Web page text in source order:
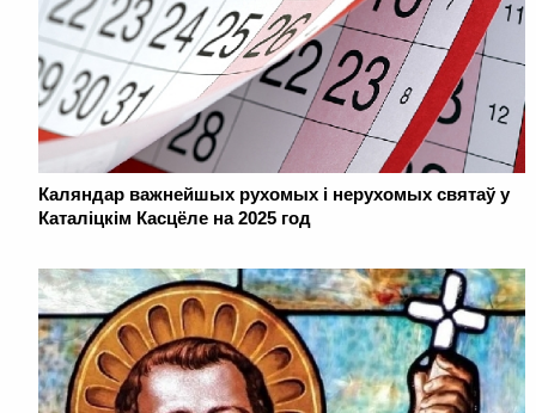
Каляндар важнейшых рухомых і нерухомых святаў у
Каталіцкім Касцёле на 2025 год